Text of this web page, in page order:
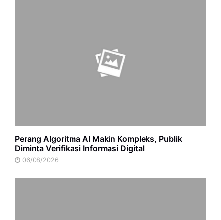
Perang Algoritma AI Makin Kompleks, Publik
Diminta Verifikasi Informasi Digital
06/08/2026